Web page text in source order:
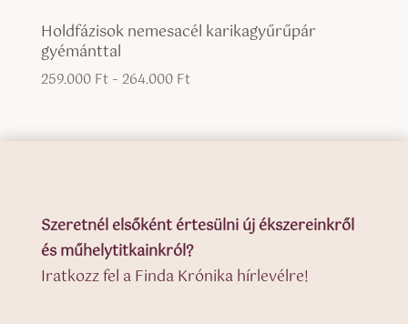
Holdfázisok nemesacél karikagyűrűpár
gyémánttal
259.000 Ft – 264.000 FtÁrtartomány:
Szeretnél elsőként értesülni új ékszereinkről
és műhelytitkainkról?
Iratkozz fel a Finda Krónika hírlevélre!